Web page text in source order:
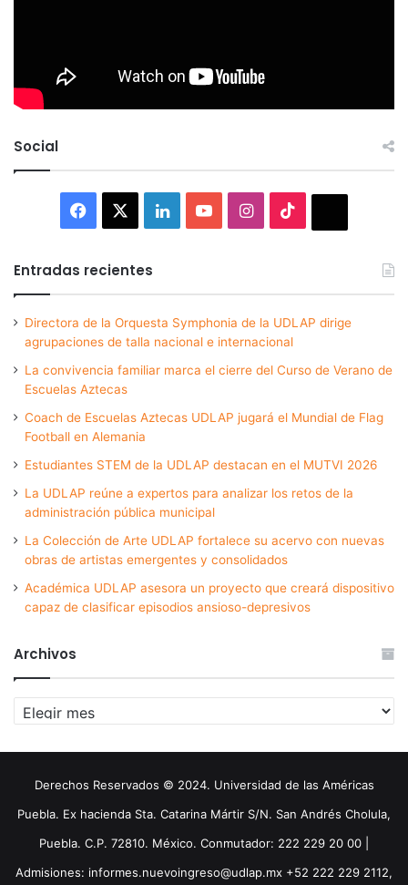
Social
Facebook LinkedInYouTubeInstagram
Entradas recientes
Directora de la Orquesta Symphonia de la UDLAP dirige
agrupaciones de talla nacional e internacional
La convivencia familiar marca el cierre del Curso de Verano de
Escuelas Aztecas
Coach de Escuelas Aztecas UDLAP jugará el Mundial de Flag
Football en Alemania
Estudiantes STEM de la UDLAP destacan en el MUTVI 2026
La UDLAP reúne a expertos para analizar los retos de la
administración pública municipal
La Colección de Arte UDLAP fortalece su acervo con nuevas
obras de artistas emergentes y consolidados
Académica UDLAP asesora un proyecto que creará dispositivo
capaz de clasificar episodios ansioso-depresivos
Archivos
Archivos
Derechos Reservados © 2024. Universidad de las Américas
Puebla. Ex hacienda Sta. Catarina Mártir S/N. San Andrés Cholula,
Puebla. C.P. 72810. México. Conmutador: 222 229 20 00 |
Admisiones: informes.nuevoingreso@udlap.mx +52 222 229 2112,